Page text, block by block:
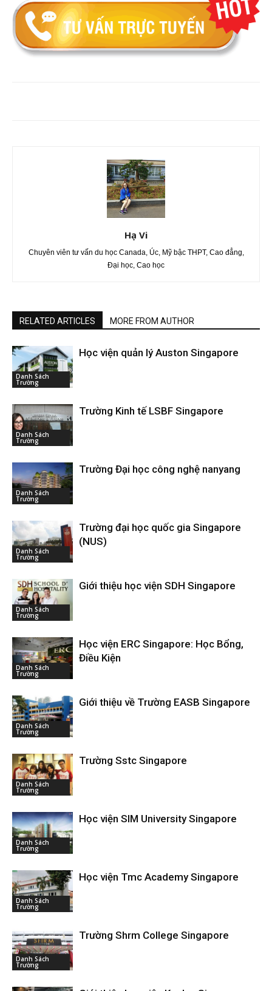
Hạ Vi
Chuyên viên tư vấn du học Canada, Úc, Mỹ bậc THPT, Cao đẳng,
Đại học, Cao học
RELATED ARTICLES MORE FROM AUTHOR
Danh Sách
Trường
Học viện quản lý Auston Singapore
Danh Sách
Trường
Trường Kinh tế LSBF Singapore
Danh Sách
Trường
Trường Đại học công nghệ nanyang
Danh Sách
Trường
Trường đại học quốc gia Singapore
(NUS)
Danh Sách
Trường
Giới thiệu học viện SDH Singapore
Danh Sách
Trường
Học viện ERC Singapore: Học Bổng,
Điều Kiện
Danh Sách
Trường
Giới thiệu về Trường EASB Singapore
Danh Sách
Trường
Trường Sstc Singapore
Danh Sách
Trường
Học viện SIM University Singapore
Danh Sách
Trường
Học viện Tmc Academy Singapore
Danh Sách
Trường
Trường Shrm College Singapore